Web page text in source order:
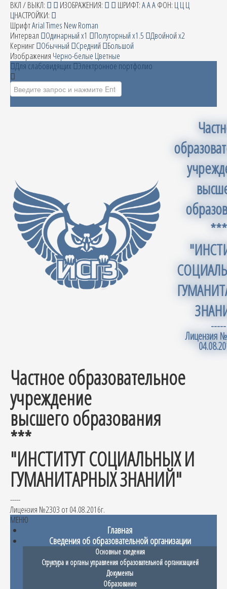
ВКЛ / ВЫКЛ: ИЗОБРАЖЕНИЯ: ШРИФТ:AAAФОН: ЦЦЦ
ЦНАСТРОЙКИ:
ШрифтArialTimes New Roman
Интервал
Одинарный х1 Полуторный х1.5
Двойной х2
Кернинг
Обычный Средний
Большой
Изображения Черно-белые Цветные
Для слабовидящих
Электронное портфолио
Искать...
***
-----
Лицензия
Частное образовательное
учреждение
высшего образования
***
"ИНСТИТУТ СОЦИАЛЬНЫХ И
ГУМАНИТАРНЫХ ЗНАНИЙ"
-----
Лицензия №2303 от 04.08.2016г.
МЕНЮ
Главная
Сведения об образовательной организации
Основные сведения
Структура и органы управления образовательной организацией
Документы
Образование